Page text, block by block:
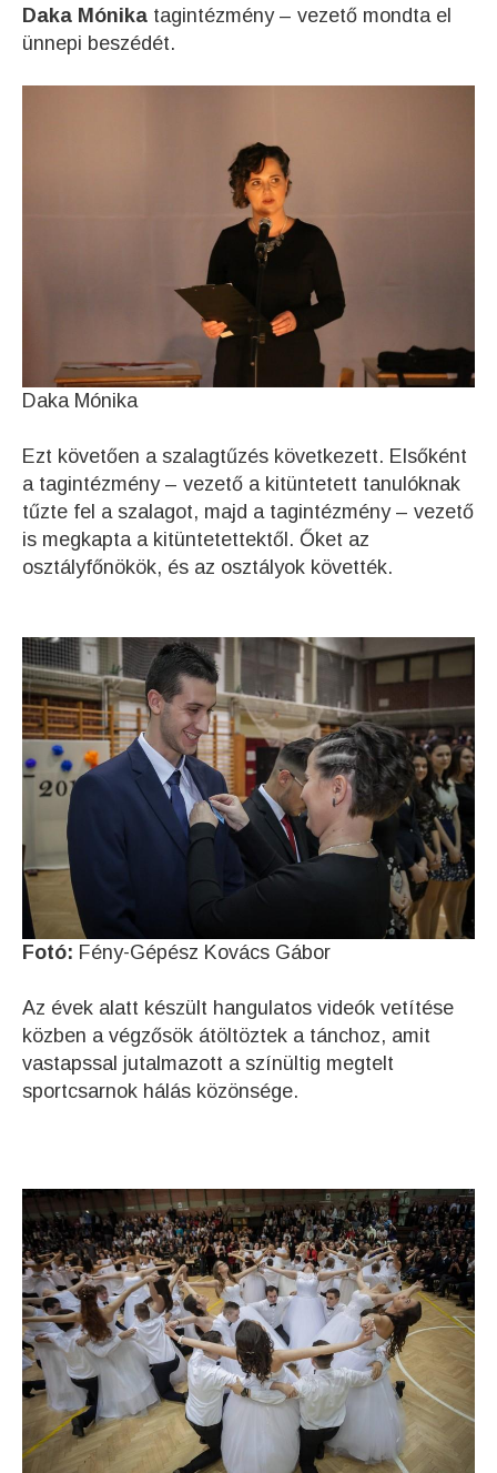
Daka Mónika tagintézmény – vezető mondta el
ünnepi beszédét.
Daka Mónika
Ezt követően a szalagtűzés következett. Elsőként
a tagintézmény – vezető a kitüntetett tanulóknak
tűzte fel a szalagot, majd a tagintézmény – vezető
is megkapta a kitüntetettektől. Őket az
osztályfőnökök, és az osztályok követték.
Fotó: Fény-Gépész Kovács Gábor
Az évek alatt készült hangulatos videók vetítése
közben a végzősök átöltöztek a tánchoz, amit
vastapssal jutalmazott a színültig megtelt
sportcsarnok hálás közönsége.